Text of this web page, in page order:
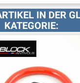
IN DER
KATEGORIE: